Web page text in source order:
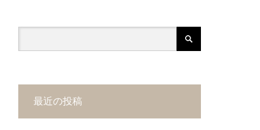
最近の投稿